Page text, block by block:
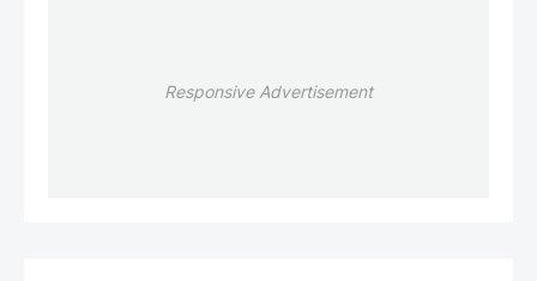
Responsive Advertisement